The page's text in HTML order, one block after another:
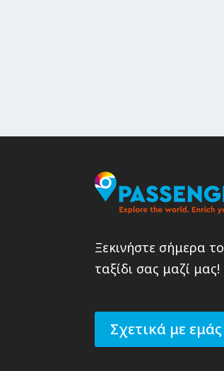
Ξεκινήστε σήμερα το
ταξίδι σας μαζί μας!
Σχετικά με εμάς